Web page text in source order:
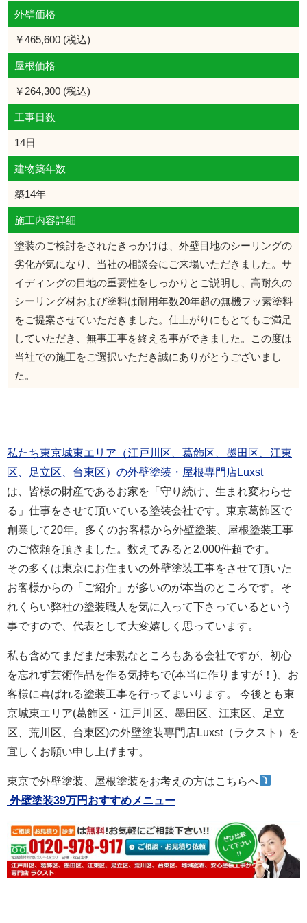
外壁価格
￥465,600 (税込)
屋根価格
￥264,300 (税込)
工事日数
14日
建物築年数
築14年
施工内容詳細
塗装のご検討をされたきっかけは、外壁目地のシーリングの
劣化が気になり、当社の相談会にご来場いただきました。サ
イディングの目地の重要性をしっかりとご説明し、高耐久の
シーリング材および塗料は耐用年数20年超の無機フッ素塗料
をご提案させていただきました。仕上がりにもとてもご満足
していただき、無事工事を終える事ができました。この度は
当社での施工をご選択いただき誠にありがとうございまし
た。
私たち東京城東エリア（江戸川区、葛飾区、墨田区、江東
区、足立区、台東区）の外壁塗装・屋根専門店Luxst
は、皆様の財産であるお家を「守り続け、生まれ変わらせ
る」仕事をさせて頂いている塗装会社です。東京葛飾区で
創業して20年。多くのお客様から外壁塗装、屋根塗装工事
のご依頼を頂きました。数えてみると2,000件超です。
その多くは東京にお住まいの外壁塗装工事をさせて頂いた
お客様からの「ご紹介」が多いのが本当のところです。そ
れくらい弊社の塗装職人を気に入って下さっているという
事ですので、代表として大変嬉しく思っています。
私も含めてまだまだ未熟なところもある会社ですが、初心
を忘れず芸術作品を作る気持ちで(本当に作りますが！)、お
客様に喜ばれる塗装工事を行ってまいります。 今後とも東
京城東エリア(葛飾区・江戸川区、墨田区、江東区、足立
区、荒川区、台東区)の外壁塗装専門店Luxst（ラクスト）を
宜しくお願い申し上げます。
東京で外壁塗装、屋根塗装をお考えの方はこちらへ
外壁塗装39万円おすすめメニュー